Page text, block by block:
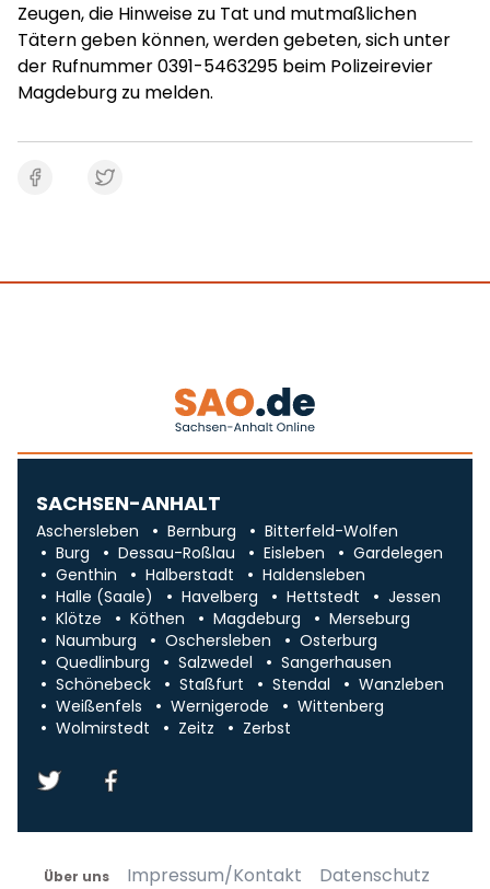
Zeugen, die Hinweise zu Tat und mutmaßlichen
Tätern geben können, werden gebeten, sich unter
der Rufnummer 0391-5463295 beim Polizeirevier
Magdeburg zu melden.
SACHSEN-ANHALT
Aschersleben Bernburg
Bitterfeld-Wolfen
Burg
Dessau-Roßlau Eisleben
Gardelegen
Genthin
Halberstadt
Haldensleben
Halle (Saale)
Havelberg Hettstedt
Jessen
Klötze
Köthen Magdeburg
Merseburg
Naumburg
Oschersleben
Osterburg
Quedlinburg
Salzwedel
Sangerhausen
Schönebeck
Staßfurt Stendal
Wanzleben
Weißenfels
Wernigerode
Wittenberg
Wolmirstedt
Zeitz Zerbst
Über uns Impressum/Kontakt Datenschutz